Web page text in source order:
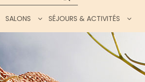
Chercher
SALONS SÉJOURS & ACTIVITÉS